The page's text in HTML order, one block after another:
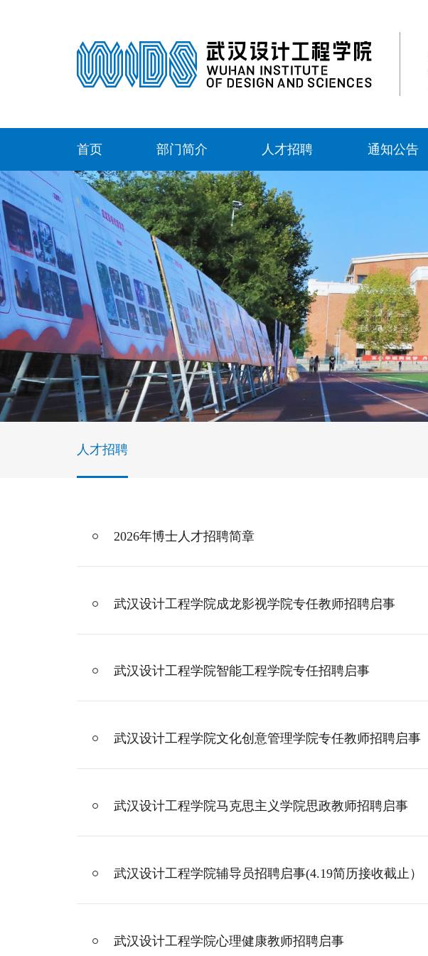
首页 部门简介 人才招聘 通知公告
人才招聘
2026年博士人才招聘简章
武汉设计工程学院成龙影视学院专任教师招聘启事
武汉设计工程学院智能工程学院专任招聘启事
武汉设计工程学院文化创意管理学院专任教师招聘启事
武汉设计工程学院马克思主义学院思政教师招聘启事
武汉设计工程学院辅导员招聘启事(4.19简历接收截止）
武汉设计工程学院心理健康教师招聘启事